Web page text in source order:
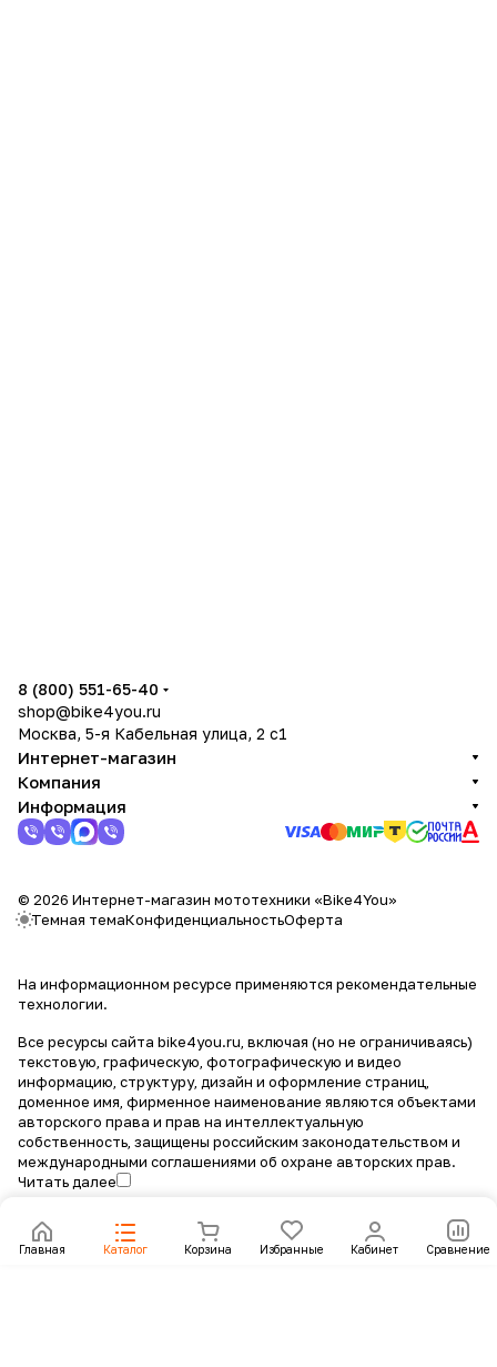
Главная Каталог Корзина Избранные Кабинет Сравнение
8 (800) 551-65-40
shop@bike4you.ru
Москва, 5-я Кабельная улица, 2 с1
Интернет-магазин
Компания
Информация
© 2026 Интернет-магазин мототехники «Bike4You»
Темная темаКонфиденциальностьОферта
На информационном ресурсе применяются рекомендательные
технологии.
Все ресурсы сайта bike4you.ru, включая (но не ограничиваясь)
текстовую, графическую, фотографическую и видео
информацию, структуру, дизайн и оформление страниц,
доменное имя, фирменное наименование являются объектами
авторского права и прав на интеллектуальную
собственность, защищены российским законодательством и
международными соглашениями об охране авторских прав.
Читать далее